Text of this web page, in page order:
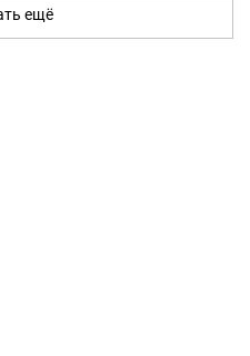
ещё